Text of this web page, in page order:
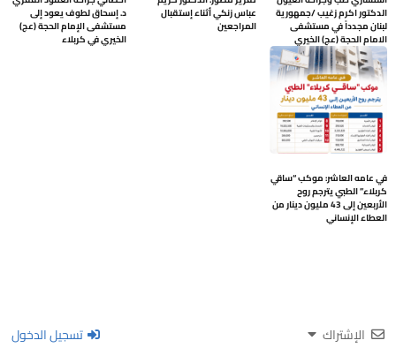
الدكتور اكرم زغيب /جمهورية
لبنان مجدداً في مستشفى
الامام الحجة (عج) الخيري
عباس زنكي أثناء إستقبال
المراجعين
د. إسحاق لطوف يعود إلى
مستشفى الإمام الحجة (عج)
الخيري في كربلاء
في عامه العاشر: موكب “ساقي
كربلاء” الطبي يترجم روح
الأربعين إلى 43 مليون دينار من
العطاء الإنساني
الإشتراك تسجيل الدخول